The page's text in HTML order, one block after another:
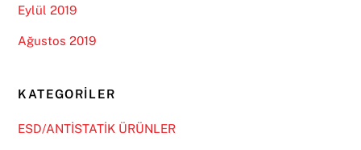
Eylül 2019
Ağustos 2019
KATEGORILER
ESD/ANTİSTATİK ÜRÜNLER